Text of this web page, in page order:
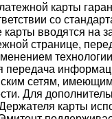
карты
со
вводятся на
странице,
передача
сетям,
Для
карты